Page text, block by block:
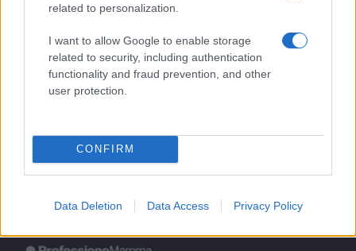
related to personalization.
I want to allow Google to enable storage
related to security, including authentication
functionality and fraud prevention, and other
user protection.
CONFIRM
Data Deletion Data Access Privacy Policy
disponibili
Requisiti e Stipendi per Baby Sitter in Italia: La Guida